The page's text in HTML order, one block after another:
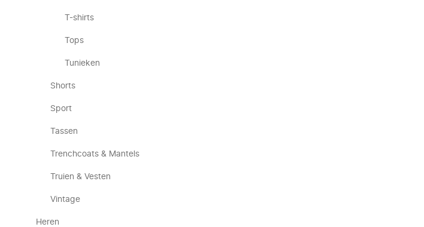
T-shirts
Tops
Tunieken
Shorts
Sport
Tassen
Trenchcoats & Mantels
Truien & Vesten
Vintage
Heren